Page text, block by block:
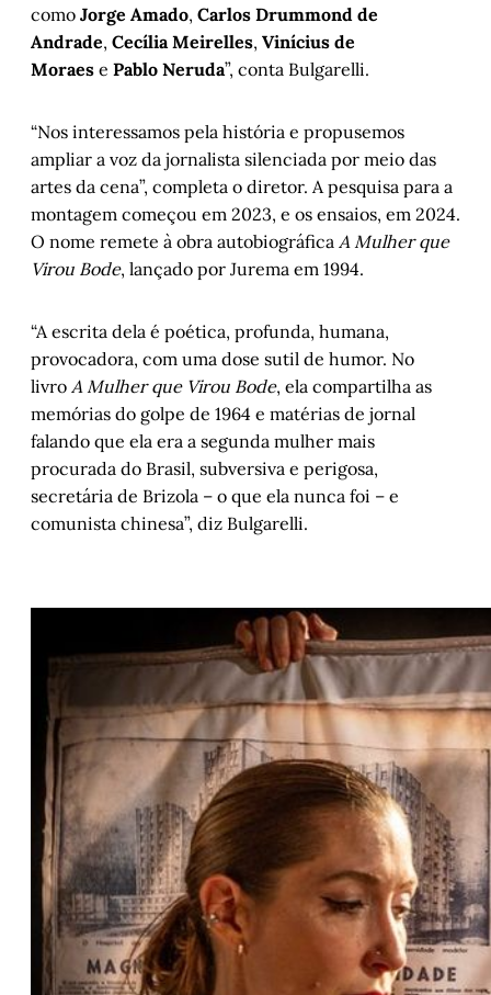
como Jorge Amado, Carlos Drummond de
Andrade, Cecília Meirelles, Vinícius de
Moraes e Pablo Neruda”, conta Bulgarelli.
“Nos interessamos pela história e propusemos
ampliar a voz da jornalista silenciada por meio das
artes da cena”, completa o diretor. A pesquisa para a
montagem começou em 2023, e os ensaios, em 2024.
O nome remete à obra autobiográfica A Mulher que
Virou Bode, lançado por Jurema em 1994.
“A escrita dela é poética, profunda, humana,
provocadora, com uma dose sutil de humor. No
livro A Mulher que Virou Bode, ela compartilha as
memórias do golpe de 1964 e matérias de jornal
falando que ela era a segunda mulher mais
procurada do Brasil, subversiva e perigosa,
secretária de Brizola – o que ela nunca foi – e
comunista chinesa”, diz Bulgarelli.